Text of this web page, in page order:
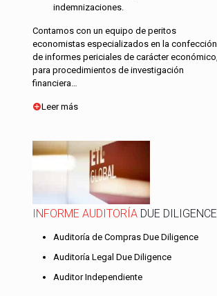
indemnizaciones.
Contamos con un equipo de peritos
economistas especializados en la confección
de informes periciales de carácter económico,
para procedimientos de investigación
financiera…
Leer más
INFORME AUDITORÍA DUE DILIGENCE
Auditoría de Compras Due Diligence
Auditoría Legal Due Diligence
Auditor Independiente